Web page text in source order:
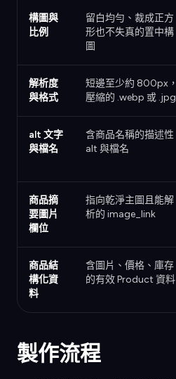
構圖與
比例
留白均勻、裁成正方
形也不失真的置中構
圖
解析度
與格式
短邊至少約 800px，
壓縮的 .webp 或 .jpg
alt 文字
與檔名
含商品名稱的描述性
alt 與檔名
商品摘
要圖片
欄位
指向乾淨主圖且能解
析的 image_link
商品結
構化資
料
含圖片、價格、庫存
的有效 Product 資料
製作流程